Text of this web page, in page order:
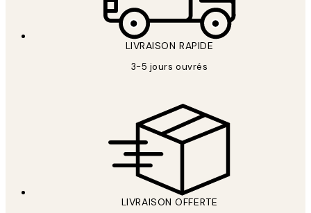
LIVRAISON RAPIDE
3-5 jours ouvrés
LIVRAISON OFFERTE